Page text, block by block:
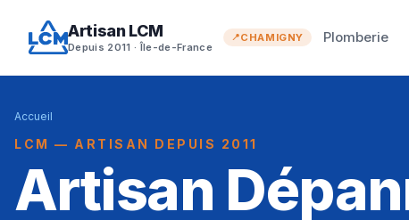
Artisan LCM
Depuis 2011 · Île-de-France
CHAMIGNY Plomberie
Accueil
LCM — ARTISAN DEPUIS 2011
Artisan